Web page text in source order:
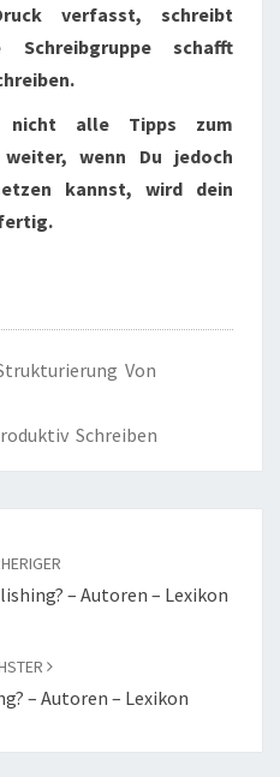
verfasst, schreibt
Schreibgruppe schafft
nicht alle Tipps zum
wenn Du jedoch
kannst, wird dein
Von
Schreiben
– Autoren – Lexikon
– Autoren – Lexikon